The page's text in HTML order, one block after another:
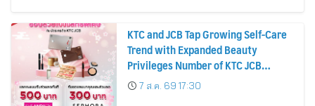
KTC and JCB Tap Growing Self-Care
Trend with Expanded Beauty
Privileges Number of KTC JCB
Cardmembers Spending on
Cosmetics Rises 26%
7 ส.ค. 69 17:30